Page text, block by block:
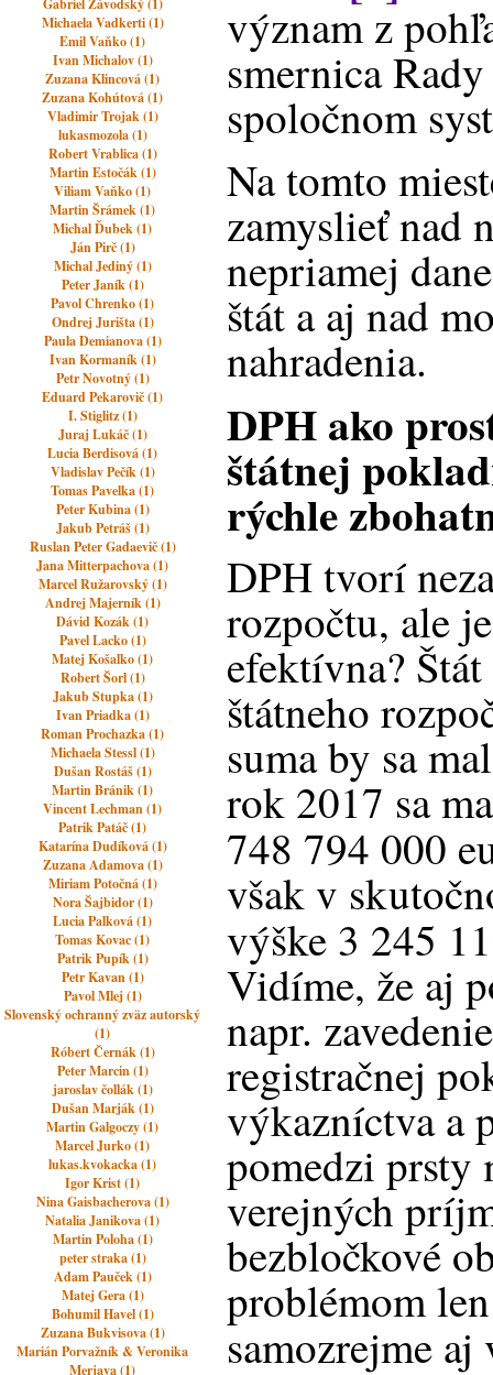
Gabriel Závodský (1)
Michaela Vadkerti (1)
Emil Vaňko (1)
Ivan Michalov (1)
Zuzana Klincová (1)
Zuzana Kohútová (1)
Vladimir Trojak (1)
lukasmozola (1)
Robert Vrablica (1)
Martin Estočák (1)
Viliam Vaňko (1)
Martin Šrámek (1)
Michal Ďubek (1)
Ján Pirč (1)
Michal Jediný (1)
Peter Janík (1)
Pavol Chrenko (1)
Ondrej Jurišta (1)
Paula Demianova (1)
Ivan Kormaník (1)
Petr Novotný (1)
Eduard Pekarovič (1)
I. Stiglitz (1)
Juraj Lukáč (1)
Lucia Berdisová (1)
Vladislav Pečík (1)
Tomas Pavelka (1)
Peter Kubina (1)
Jakub Petráš (1)
Ruslan Peter Gadaevič (1)
Jana Mitterpachova (1)
Marcel Ružarovský (1)
Andrej Majerník (1)
Dávid Kozák (1)
Pavel Lacko (1)
Matej Košalko (1)
Robert Šorl (1)
Jakub Stupka (1)
Ivan Priadka (1)
Roman Prochazka (1)
Michaela Stessl (1)
Dušan Rostáš (1)
Martin Bránik (1)
Vincent Lechman (1)
Patrik Patáč (1)
Katarína Dudíková (1)
Zuzana Adamova (1)
Miriam Potočná (1)
Nora Šajbidor (1)
Lucia Palková (1)
Tomas Kovac (1)
Patrik Pupík (1)
Petr Kavan (1)
Pavol Mlej (1)
Slovenský ochranný zväz autorský
(1)
Róbert Černák (1)
Peter Marcin (1)
jaroslav čollák (1)
Dušan Marják (1)
Martin Galgoczy (1)
Marcel Jurko (1)
lukas.kvokacka (1)
Igor Krist (1)
Nina Gaisbacherova (1)
Natalia Janikova (1)
Martin Poloha (1)
peter straka (1)
Adam Pauček (1)
Matej Gera (1)
Bohumil Havel (1)
Zuzana Bukvisova (1)
Marián Porvažník & Veronika
Merjava (1)
význam z
smernica
spoločnom
Na tomto
zamyslieť nad
nepriamej
štát a aj nad
nahradenia.
DPH ako
štátnej
rýchle
DPH tvorí
rozpočtu, ale
efektívna?
štátneho
suma by sa
rok 2017 sa
748 794 000
však v
výške 3 245
Vidíme, že aj
napr.
registračnej
výkazníctva a
pomedzi prsty
verejných
bezbločkové
problémom
samozrejme